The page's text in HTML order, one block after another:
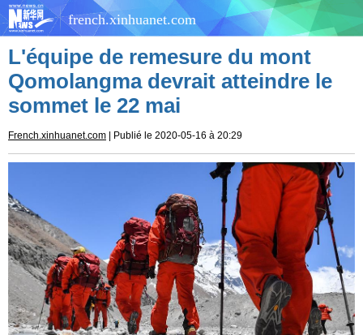
french.xinhuanet.com
L'équipe de remesure du mont
Qomolangma devrait atteindre le
sommet le 22 mai
French.xinhuanet.com | Publié le 2020-05-16 à 20:29